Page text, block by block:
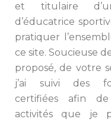
et titulaire
d’éducatrice
pratiquer
ce site. Soucieuse
proposé, de votre
j’ai suivi des
certifiées afin
activités que je